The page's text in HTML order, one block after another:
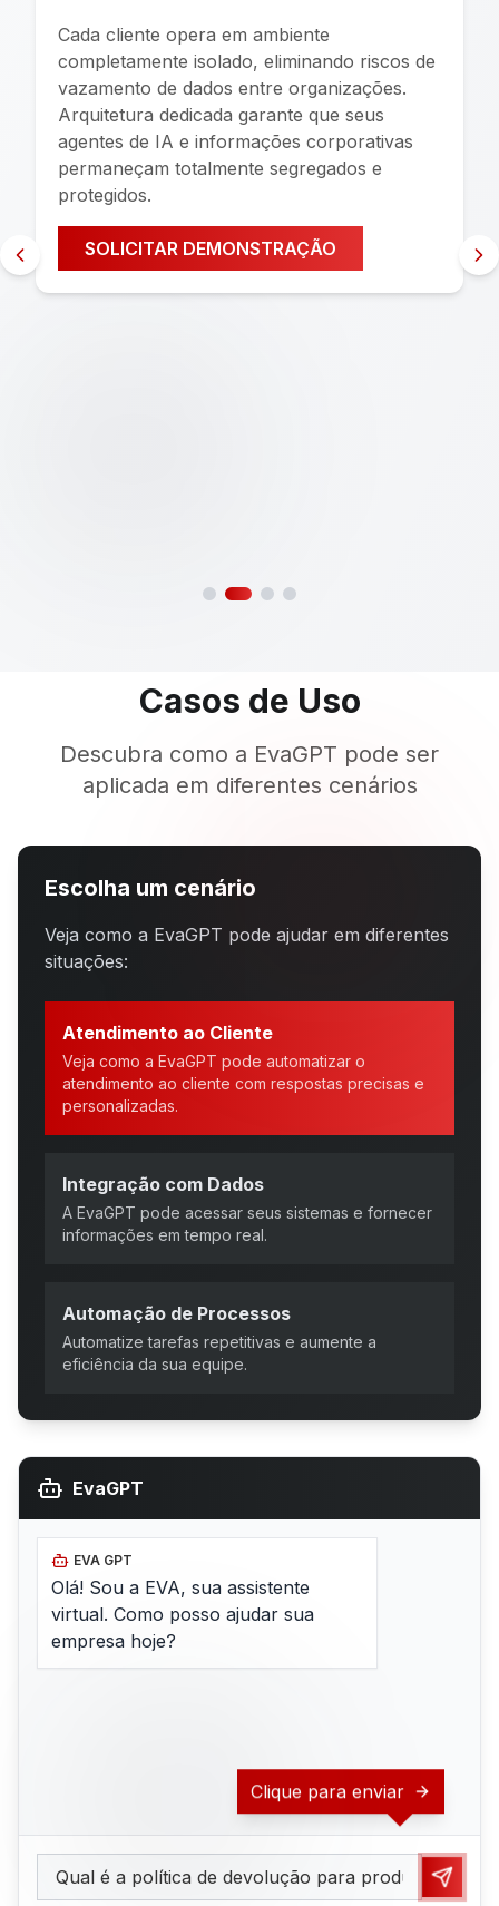
Cada cliente opera em ambiente
completamente isolado, eliminando riscos de
vazamento de dados entre organizações.
Arquitetura dedicada garante que seus
agentes de IA e informações corporativas
permaneçam totalmente segregados e
protegidos.
SOLICITAR DEMONSTRAÇÃO
Casos de Uso
Descubra como a EvaGPT pode ser
aplicada em diferentes cenários
Escolha um cenário
Veja como a EvaGPT pode ajudar em diferentes
situações:
Atendimento ao Cliente
Veja como a EvaGPT pode automatizar o
atendimento ao cliente com respostas precisas e
personalizadas.
Integração com Dados
A EvaGPT pode acessar seus sistemas e fornecer
informações em tempo real.
Automação de Processos
Automatize tarefas repetitivas e aumente a
eficiência da sua equipe.
EvaGPT
EVA GPT
Olá! Sou a EVA, sua assistente
virtual. Como posso ajudar sua
empresa hoje?
Clique para enviar